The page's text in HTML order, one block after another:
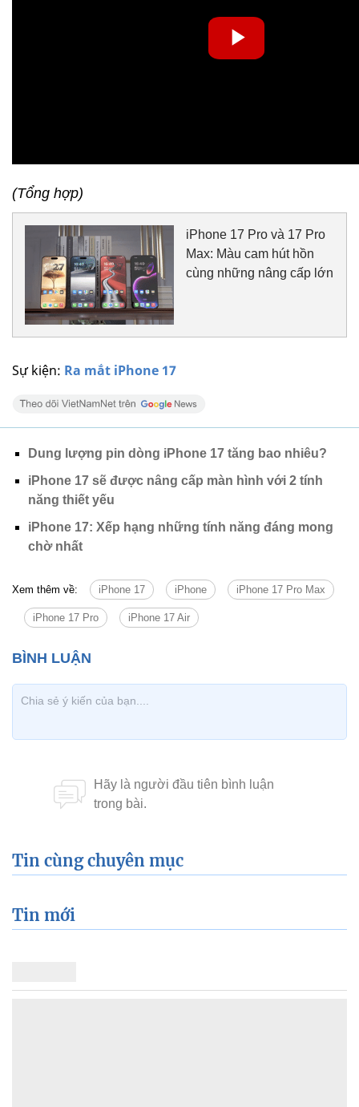
Sự kiện: Ra mắt iPhone 17
(Tổng hợp)
iPhone 17 Pro và 17 Pro
Max: Màu cam hút hồn
cùng những nâng cấp lớn
Dung lượng pin dòng iPhone 17 tăng bao nhiêu?
iPhone 17 sẽ được nâng cấp màn hình với 2 tính
năng thiết yếu
iPhone 17: Xếp hạng những tính năng đáng mong
chờ nhất
Xem thêm về: iPhone 17 iPhone iPhone 17 Pro Max
iPhone 17 Pro iPhone 17 Air
Tin cùng chuyên mục
Tin mới